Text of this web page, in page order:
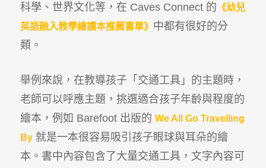
科學、世界文化等，在 Caves Connect 的 《幼兒
英語融入教學繪讀本推薦書單》 中都有很好的分
類。
舉例來說，在教導孩子「交通工具」的主題時，
老師可以呼應主題，挑選適合孩子年齡與程度的
繪本，例如 Barefoot 出版的 We All Go Travelling
By就是一本很容易吸引孩子眼球與耳朵的繪
本。書中內容包含了大量交通工具，文字內容可